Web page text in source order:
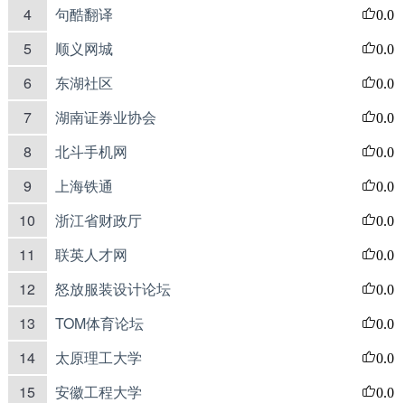
4 句酷翻译 0.0
5 顺义网城 0.0
6 东湖社区 0.0
7 湖南证券业协会 0.0
8 北斗手机网 0.0
9 上海铁通 0.0
10 浙江省财政厅 0.0
11 联英人才网 0.0
12 怒放服装设计论坛 0.0
13 TOM体育论坛 0.0
14 太原理工大学 0.0
15 安徽工程大学 0.0